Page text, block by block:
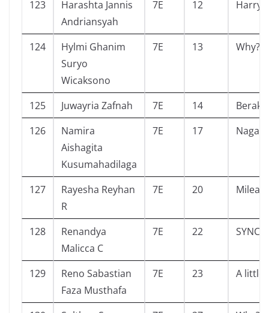
123
Harashta Jannis
Andriansyah
7E 12 Harry
124
Hylmi Ghanim
Suryo
Wicaksono
7E 13 Why?
125 Juwayria Zafnah 7E 14
126
Namira
Aishagita
Kusumahadilaga
7E 17
127
Rayesha Reyhan
R
7E 20 Milea
128
Renandya
Malicca C
7E 22 SYNC
129
Reno Sabastian
Faza Musthafa
7E 23 A little